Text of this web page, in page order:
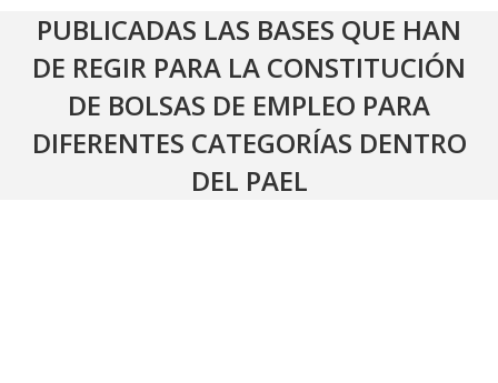
PUBLICADAS LAS BASES QUE HAN
DE REGIR PARA LA CONSTITUCIÓN
DE BOLSAS DE EMPLEO PARA
DIFERENTES CATEGORÍAS DENTRO
DEL PAEL